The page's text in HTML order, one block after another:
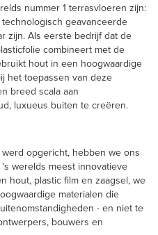
nummer 1 terrasvloeren zijn:
geavanceerde
zijn. Als eerste bedrijf dat de
combineert met de
hout in een hoogwaardige
het toepassen van deze
breed scala aan
luxueus buiten te creëren.
opgericht, hebben we ons
werelds meest innovatieve
hout, plastic film en zaagsel, we
materialen die
- en niet te
bouwers en